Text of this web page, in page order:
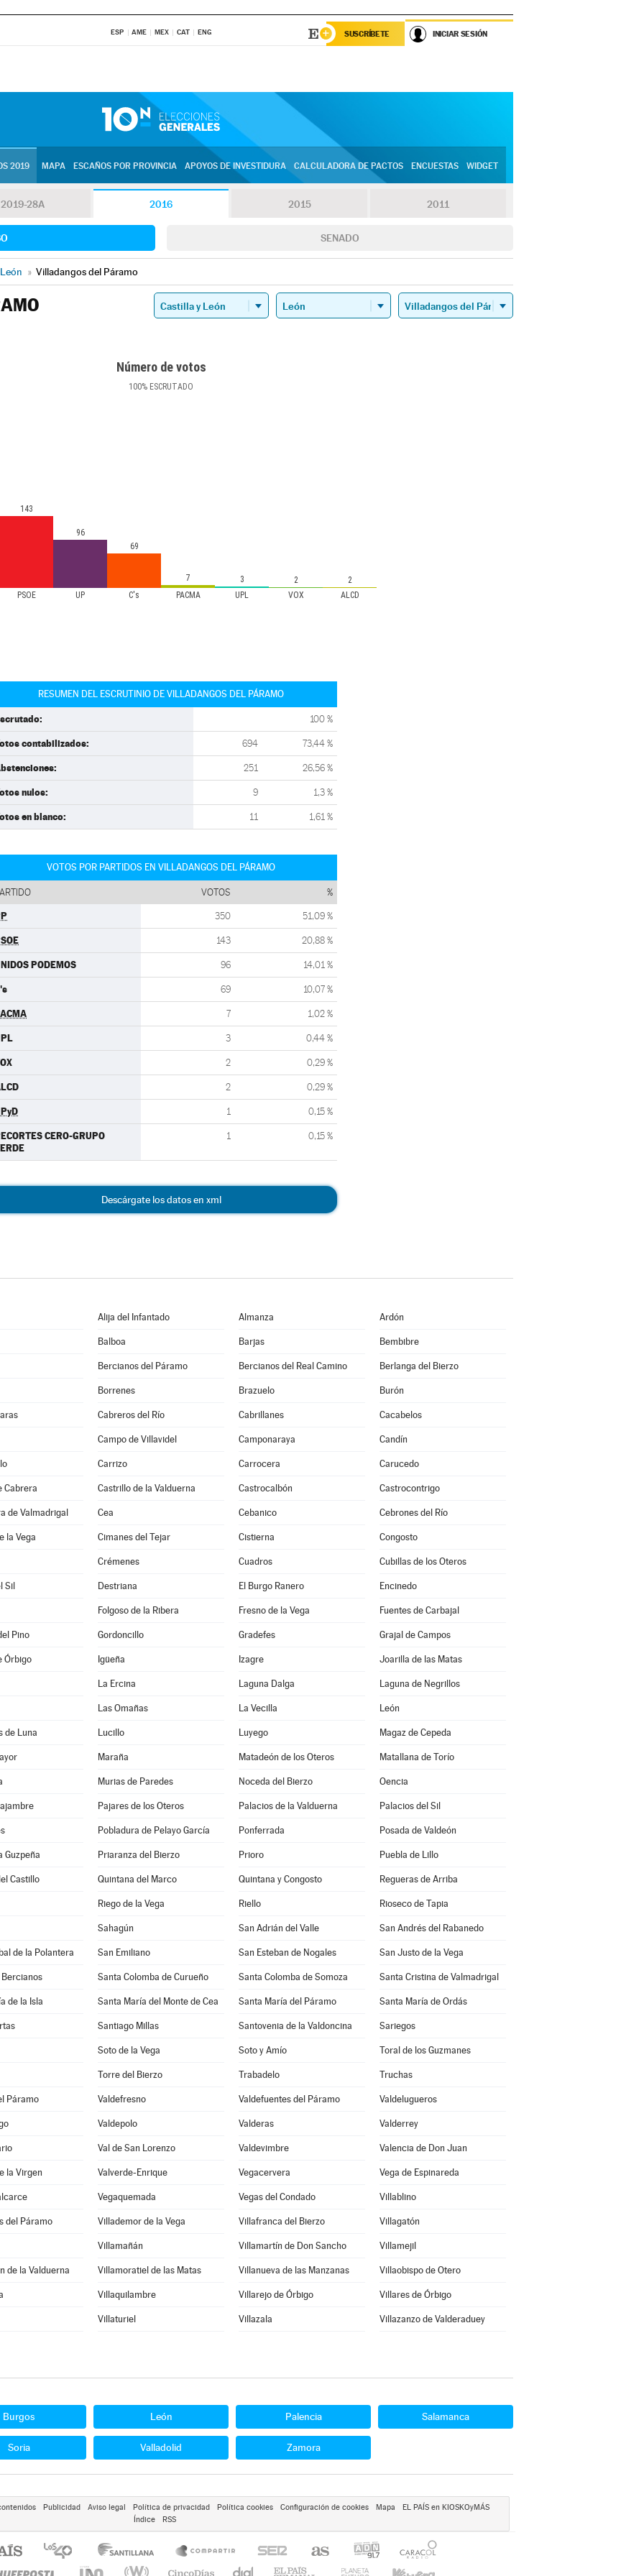
ESP AME MEX CAT ENG SUSCRÍBETE INICIAR SESIÓN
2019 MAPA ESCAÑOS POR PROVINCIA APOYOS DE INVESTIDURA CALCULADORA DE PACTOS ENCUESTAS WIDGET
2019-28A 2016 2015 2011
SENADO
León » Villadangos del Páramo
Número de votos
100% ESCRUTADO
PSOE UP C's PACMA UPL VOX ALCD
143
96
69
7 3 2 2
RESUMEN DEL ESCRUTINIO DE VILLADANGOS DEL PÁRAMO
100 %
contabilizados: 694 73,44 %
251 26,56 %
nulos: 9 1,3 %
en blanco: 11 1,61 %
VOTOS POR PARTIDOS EN VILLADANGOS DEL PÁRAMO
VOTOS %
350 51,09 %
143 20,88 %
PODEMOS 96 14,01 %
69 10,07 %
7 1,02 %
3 0,44 %
2 0,29 %
2 0,29 %
1 0,15 %
CERO-GRUPO
1 0,15 %
Descárgate los datos en xml
Alija del Infantado Almanza Ardón
Balboa Barjas Bembibre
Bercianos del Páramo Bercianos del Real Camino Berlanga del Bierzo
Borrenes Brazuelo Burón
Cabreros del Río Cabrillanes Cacabelos
Campo de Villavidel Camponaraya Candín
Carrizo Carrocera Carucedo
Cabrera Castrillo de la Valduerna Castrocalbón Castrocontrigo
de Valmadrigal Cea Cebanico Cebrones del Río
la Vega Cimanes del Tejar Cistierna Congosto
Crémenes Cuadros Cubillas de los Oteros
Sil Destriana El Burgo Ranero Encinedo
Folgoso de la Ribera Fresno de la Vega Fuentes de Carbajal
Pino Gordoncillo Gradefes Grajal de Campos
Órbigo Igüeña Izagre Joarilla de las Matas
La Ercina Laguna Dalga Laguna de Negrillos
Las Omañas La Vecilla León
de Luna Lucillo Luyego Magaz de Cepeda
Maraña Matadeón de los Oteros Matallana de Torío
Murias de Paredes Noceda del Bierzo Oencia
Pajares de los Oteros Palacios de la Valduerna Palacios del Sil
Pobladura de Pelayo García Ponferrada Posada de Valdeón
Guzpeña Priaranza del Bierzo Prioro Puebla de Lillo
Castillo Quintana del Marco Quintana y Congosto Regueras de Arriba
Riego de la Vega Riello Rioseco de Tapia
Sahagún San Adrián del Valle San Andrés del Rabanedo
de la Polantera San Emiliano San Esteban de Nogales San Justo de la Vega
Santa Colomba de Curueño Santa Colomba de Somoza Santa Cristina de Valmadrigal
de la Isla Santa María del Monte de Cea Santa María del Páramo Santa María de Ordás
Santiago Millas Santovenia de la Valdoncina Sariegos
Soto de la Vega Soto y Amío Toral de los Guzmanes
Torre del Bierzo Trabadelo Truchas
Páramo Valdefresno Valdefuentes del Páramo Valdelugueros
Valdepolo Valderas Valderrey
Val de San Lorenzo Valdevimbre Valencia de Don Juan
la Virgen Valverde-Enrique Vegacervera Vega de Espinareda
Vegaquemada Vegas del Condado Villablino
del Páramo Villademor de la Vega Villafranca del Bierzo Villagatón
Villamañán Villamartín de Don Sancho Villamejil
de la Valduerna Villamoratiel de las Matas Villanueva de las Manzanas Villaobispo de Otero
Villaquilambre Villarejo de Órbigo Villares de Órbigo
Villaturiel Villazala Villazanzo de Valderaduey
Burgos León Palencia Salamanca
Soria Valladolid Zamora
Publicidad Aviso legal Política de privacidad Política cookies Configuración de cookies Mapa
EL PAÍS en KIOSKOyMÁS
Índice
RSS